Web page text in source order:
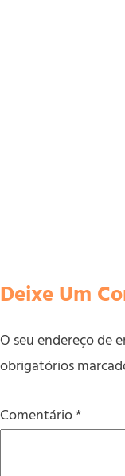
Deixe Um
O seu endereço de
obrigatórios
Comentário*